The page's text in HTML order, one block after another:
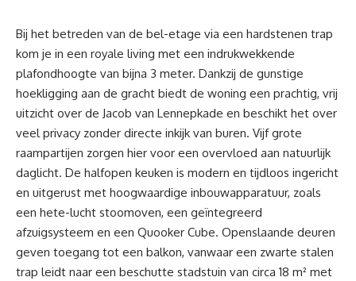
Bij het betreden van de bel-etage via een hardstenen trap
kom je in een royale living met een indrukwekkende
plafondhoogte van bijna 3 meter. Dankzij de gunstige
hoekligging aan de gracht biedt de woning een prachtig, vrij
uitzicht over de Jacob van Lennepkade en beschikt het over
veel privacy zonder directe inkijk van buren. Vijf grote
raampartijen zorgen hier voor een overvloed aan natuurlijk
daglicht. De halfopen keuken is modern en tijdloos ingericht
en uitgerust met hoogwaardige inbouwapparatuur, zoals
een hete-lucht stoomoven, een geïntegreerd
afzuigsysteem en een Quooker Cube. Openslaande deuren
geven toegang tot een balkon, vanwaar een zwarte stalen
trap leidt naar een beschutte stadstuin van circa 18 m² met